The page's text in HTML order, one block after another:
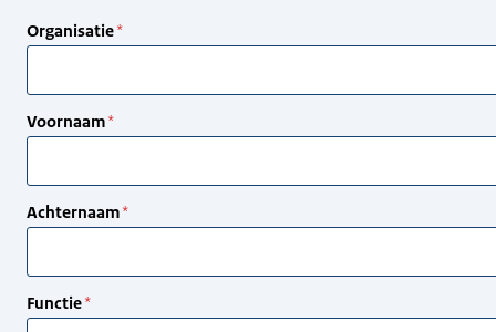
Organisatie
Voornaam
Achternaam
Functie